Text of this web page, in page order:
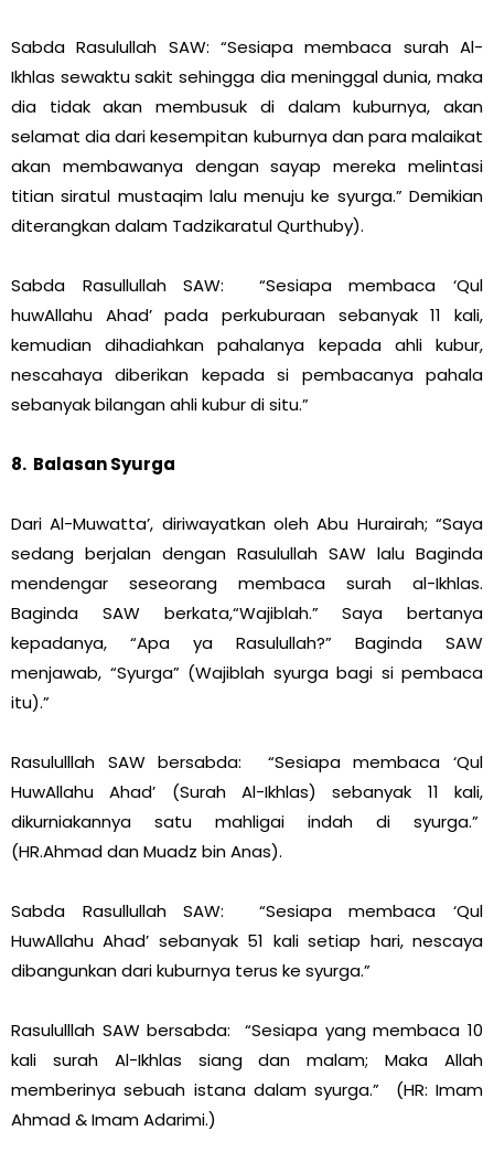
Sabda Rasulullah SAW: “Sesiapa membaca surah Al-
Ikhlas sewaktu sakit sehingga dia meninggal dunia, maka
dia tidak akan membusuk di dalam kuburnya, akan
selamat dia dari kesempitan kuburnya dan para malaikat
akan membawanya dengan sayap mereka melintasi
titian siratul mustaqim lalu menuju ke syurga.” Demikian
diterangkan dalam Tadzikaratul Qurthuby).
Sabda Rasullullah SAW: “Sesiapa membaca ‘Qul
huwAllahu Ahad’ pada perkuburaan sebanyak 11 kali,
kemudian dihadiahkan pahalanya kepada ahli kubur,
nescahaya diberikan kepada si pembacanya pahala
sebanyak bilangan ahli kubur di situ.”
8. Balasan Syurga
Dari Al-Muwatta’, diriwayatkan oleh Abu Hurairah; “Saya
sedang berjalan dengan Rasulullah SAW lalu Baginda
mendengar seseorang membaca surah al-Ikhlas.
Baginda SAW berkata,“Wajiblah.” Saya bertanya
kepadanya, “Apa ya Rasulullah?” Baginda SAW
menjawab, “Syurga” (Wajiblah syurga bagi si pembaca
itu).”
Rasululllah SAW bersabda: “Sesiapa membaca ‘Qul
HuwAllahu Ahad’ (Surah Al-Ikhlas) sebanyak 11 kali,
dikurniakannya satu mahligai indah di syurga.”
(HR.Ahmad dan Muadz bin Anas).
Sabda Rasullullah SAW: “Sesiapa membaca ‘Qul
HuwAllahu Ahad’ sebanyak 51 kali setiap hari, nescaya
dibangunkan dari kuburnya terus ke syurga.”
Rasululllah SAW bersabda: “Sesiapa yang membaca 10
kali surah Al-Ikhlas siang dan malam; Maka Allah
memberinya sebuah istana dalam syurga.” (HR: Imam
Ahmad & Imam Adarimi.)